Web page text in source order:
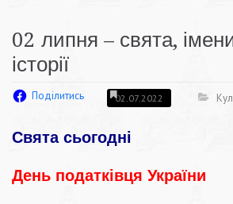
02 липня – свята,
історії
Поділитись 02.07.2022
Свята сьогодні
День податківця України